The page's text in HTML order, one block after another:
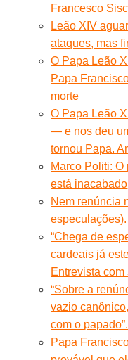
Francesco
Leão XIV
ataques, mas
O Papa Leão
Papa
morte
O Papa Leão
— e nos deu
tornou Papa.
Marco Politi:
está inacabado
Nem renúncia
“Chega de
cardeais já
Entrevista
“Sobre a
vazio
com o
Papa